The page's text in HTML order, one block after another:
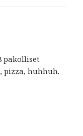
pakolliset
huhhuh.